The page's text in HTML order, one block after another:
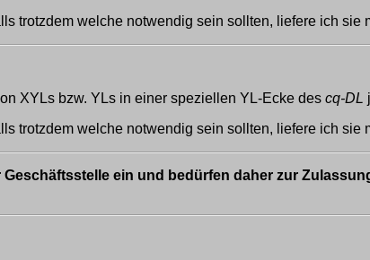
trotzdem welche notwendig sein sollten, liefere ich sie
XYLs bzw. YLs in einer speziellen YL-Ecke des cq-DL
trotzdem welche notwendig sein sollten, liefere ich sie
ein und bedürfen daher zur